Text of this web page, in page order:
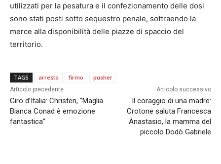
utilizzati per la pesatura e il confezionamento delle dosi
sono stati posti sotto sequestro penale, sottraendo la
merce alla disponibilità delle piazze di spaccio del
territorio.
TAGS arresto firmo pusher
Articolo precedente
Giro d’Italia: Christen, “Maglia
Bianca Conad è emozione
fantastica”
Articolo successivo
Il coraggio di una madre:
Crotone saluta Francesca
Anastasio, la mamma del
piccolo Dodò Gabriele